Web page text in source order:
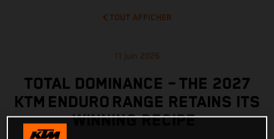
TOUT AFFICHER
11 juin 2026
TOTAL DOMINANCE – THE 2027
KTM ENDURO RANGE RETAINS ITS
WINNING RECIPE